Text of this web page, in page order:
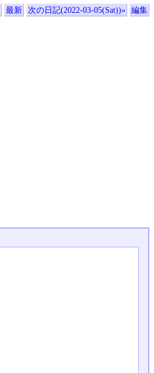
最新 次の日記(2022-03-05(Sat))» 編集